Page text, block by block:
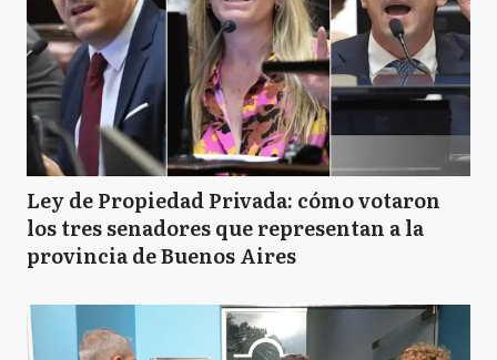
Ley de Propiedad Privada: cómo votaron
los tres senadores que representan a la
provincia de Buenos Aires